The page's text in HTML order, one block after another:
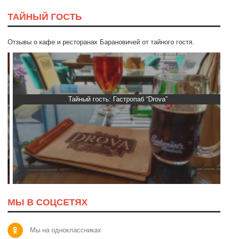
ТАЙНЫЙ ГОСТЬ
Отзывы о кафе и ресторанах Барановичей от тайного гостя.
Тайный гость: Гастропаб “Drova”
МЫ В СОЦСЕТЯХ
Мы на одноклассниках